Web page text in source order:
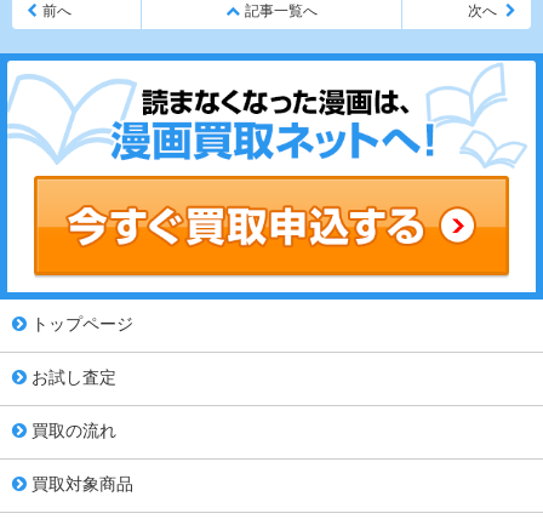
前へ 記事一覧へ 次へ
トップページ
お試し査定
買取の流れ
買取対象商品